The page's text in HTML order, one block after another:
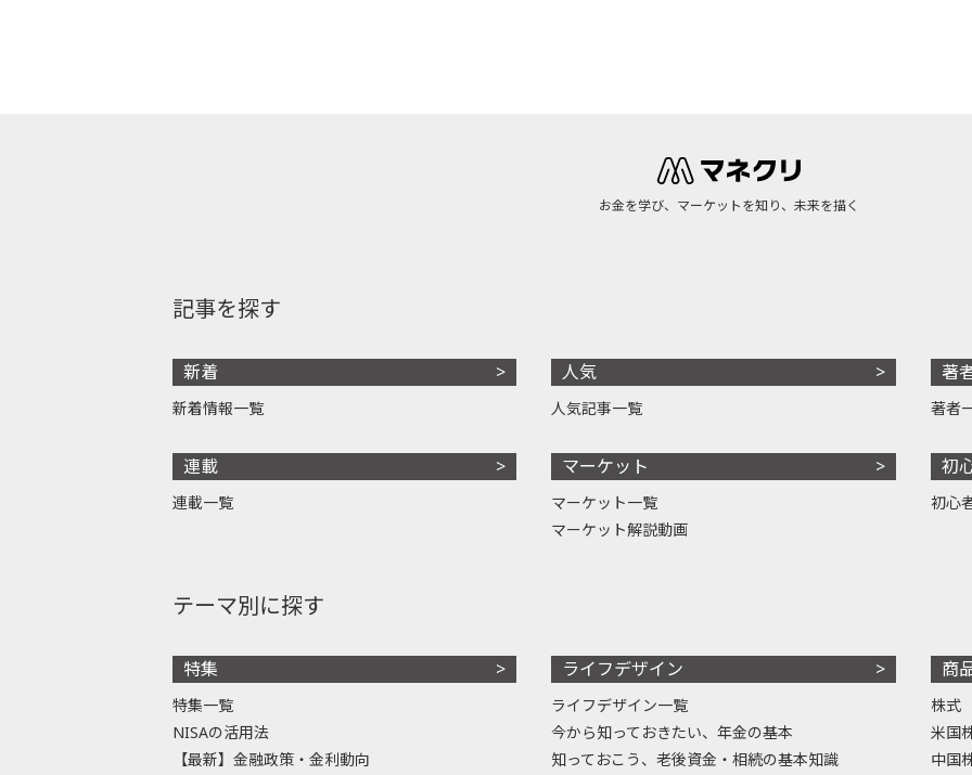
お金を学び、マーケットを知り、未来を描く
記事を探す
新着
新着情報一覧
連載
連載一覧
人気
人気記事一覧
マーケット
マーケット一覧
マーケット解説動画
著
著者
初
初心
テーマ別に探す
特集
特集一覧
NISAの活用法
【最新】金融政策・金利動向
ライフデザイン
ライフデザイン一覧
今から知っておきたい、年金の基本
知っておこう、老後資金・相続の基本知識
商
株式
米国
中国